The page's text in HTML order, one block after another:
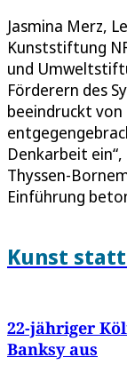
Jasmina Merz,
Kunststiftung
und
Förderern des
beeindruckt
Denkarbeit
Thyssen-
Einführung
Kunst
22-jähriger
Banksy aus